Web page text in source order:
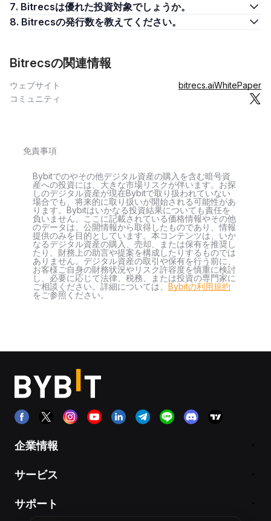
7. Bitrecsは優れた投資対象でしょうか。
8. Bitrecsの発行数を教えてください。
Bitrecsの関連情報
ウェブサイト bitrecs.aiWhitePaper
コミュニティ
免責事項
Bybitでのやその他デジタル資産の購入を含む暗号資
産への投資には、大きな市場リスクが伴います。お探
しのデジタル資産が現在Bybitで取り扱われていない
場合でも、将来的に取り扱いが開始される可能性があ
ります。Bybitはいかなる投資結果についても責任を
負いません。ここに記載されている価格情報やその他
のデータは、公開情報から取得したものであり、情報
提供のみを目的としています。本コンテンツは、いか
なるデジタル資産の購入、売却、または保有を推奨し
たり、財務上の助言や提案を構成したりするものでは
ありません。デジタル資産の取引や保有を行う前に、
お客様ご自身の財務状況やリスク許容度を慎重に検討
し、必要に応じて法律、税務、または投資の専門家に
ご相談ください。詳細については、 Bybitの利用規約
をご参照ください。
企業情報
サービス
サポート